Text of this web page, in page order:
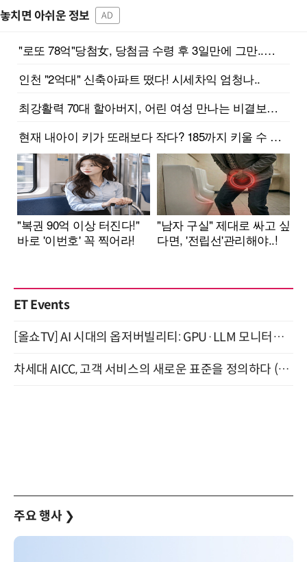
놓치면 아쉬운 정보 AD
ET Events
[올쇼TV] AI 시대의 옵저버빌리티: GPU·LLM 모니터링부터 AI 기반 장애 대응까지 (8/11 생방송)
차세대 AICC, 고객 서비스의 새로운 표준을 정의하다 (9/9)
주요 행사 ❯